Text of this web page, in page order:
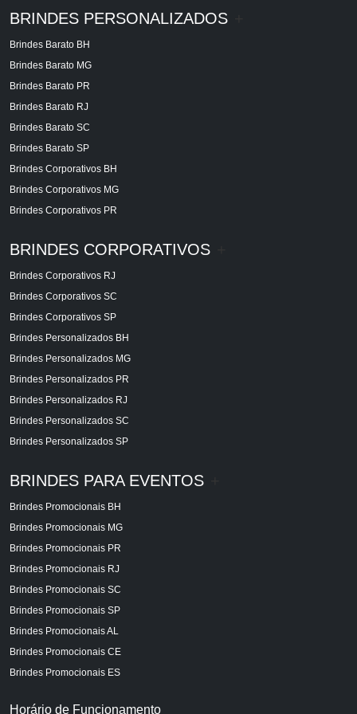
BRINDES PERSONALIZADOS
Brindes Barato BH
Brindes Barato MG
Brindes Barato PR
Brindes Barato RJ
Brindes Barato SC
Brindes Barato SP
Brindes Corporativos BH
Brindes Corporativos MG
Brindes Corporativos PR
BRINDES CORPORATIVOS
Brindes Corporativos RJ
Brindes Corporativos SC
Brindes Corporativos SP
Brindes Personalizados BH
Brindes Personalizados MG
Brindes Personalizados PR
Brindes Personalizados RJ
Brindes Personalizados SC
Brindes Personalizados SP
BRINDES PARA EVENTOS
Brindes Promocionais BH
Brindes Promocionais MG
Brindes Promocionais PR
Brindes Promocionais RJ
Brindes Promocionais SC
Brindes Promocionais SP
Brindes Promocionais AL
Brindes Promocionais CE
Brindes Promocionais ES
Horário de Funcionamento